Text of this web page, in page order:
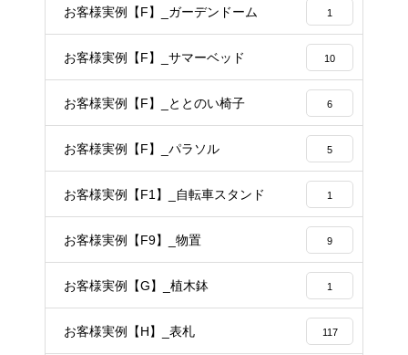
お客様実例【F】_ガーデンドーム 1
お客様実例【F】_サマーベッド 10
お客様実例【F】_ととのい椅子 6
お客様実例【F】_パラソル 5
お客様実例【F1】_自転車スタンド 1
お客様実例【F9】_物置 9
お客様実例【G】_植木鉢 1
お客様実例【H】_表札 117